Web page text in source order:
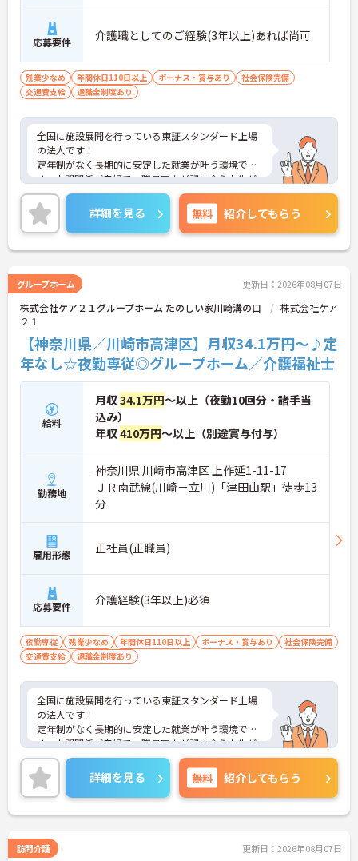
応募要件 介護職としてのご経験(3年以上)あれば尚可
残業少なめ 年間休日110日以上 ボーナス・賞与あり
社会保険完備
交通費支給
退職金制度あり
全国に施設展開を行っている東証スタンダード上場
の法人です！
定年制がなく長期的に安定した就業が叶う環境で
す。人間関係が良好で、職員同士が認め合う文化が
根付いています。
ご興味のある方には、面接対策ポイントなど、さら
に詳細をご案内しますのでお気軽にご相談くださ
い！
詳細を見る 無料 紹介してもらう
グループホーム 更新日：2026年08月07日
株式会社ケア２１グループホーム たのしい家川崎溝の口
株式会社ケア
２１
【神奈川県／川崎市高津区】月収34.1万円～♪定
年なし☆夜勤専従◎グループホーム／介護福祉士
給料
月収34.1万円～以上（夜勤10回分・諸手当
込み）
年収410万円～以上（別途賞与付与）
勤務地
神奈川県 川崎市高津区 上作延1-11-17
ＪＲ南武線(川崎－立川)「津田山駅」徒歩13
分
雇用形態 正社員(正職員)
応募要件 介護経験(3年以上)必須
夜勤専従 残業少なめ 年間休日110日以上 ボーナス・賞与あり
社会保険完備
交通費支給
退職金制度あり
全国に施設展開を行っている東証スタンダード上場
の法人です！
定年制がなく長期的に安定した就業が叶う環境で
す。人間関係が良好で、職員同士が認め合う文化が
根付いています。
ご興味のある方には、面接対策ポイントなど、さら
に詳細をご案内しますのでお気軽にご相談くださ
い！
詳細を見る 無料 紹介してもらう
訪問介護 更新日：2026年08月07日